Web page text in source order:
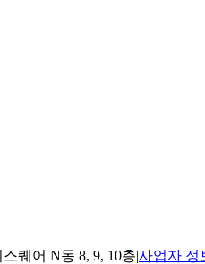
퀘어 N동 8, 9, 10층|사업자 정